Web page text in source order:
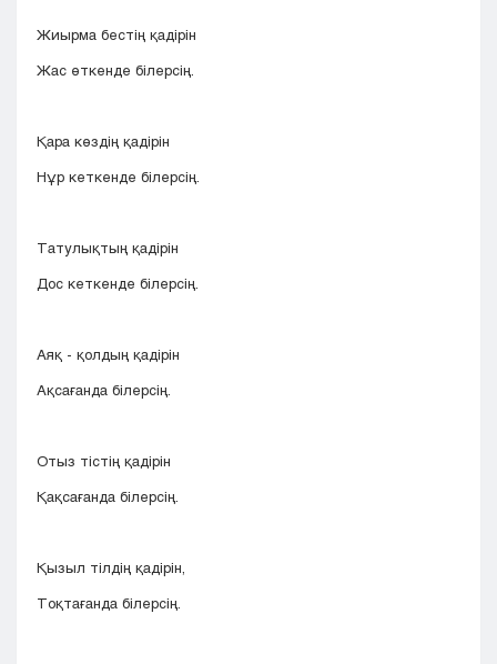
Жиырма бестің қадірін
Жас өткенде білерсің.
Қара көздің қадірін
Нұр кеткенде білерсің.
Татулықтың қадірін
Дос кеткенде білерсің.
Аяқ - қолдың қадірін
Ақсағанда білерсің.
Отыз тістің қадірін
Қақсағанда білерсің.
Қызыл тілдің қадірін,
Тоқтағанда білерсің.